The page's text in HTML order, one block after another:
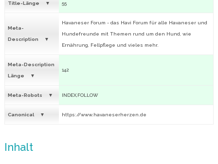
Title-Länge 55
Meta-
Description
Havaneser Forum - das Havi Forum für alle Havaneser und
Hundefreunde mit Themen rund um den Hund, wie
Ernährung, Fellpflege und vieles mehr.
Meta-Description
Länge
142
Meta-Robots INDEX,FOLLOW
Canonical https://www.havaneserherzen.de
Inhalt